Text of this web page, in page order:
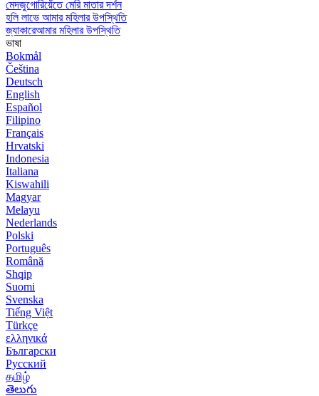
মেদজুগোরিয়েঁতে মেরি মাতার দর্শন
হলি লাভে আমার মহিলার উপস্থিতি
জ্যাকারেআমার মহিলার উপস্থিতি
ভাষা
Bokmål
Čeština
Deutsch
English
Español
Filipino
Français
Hrvatski
Indonesia
Italiana
Kiswahili
Magyar
Melayu
Nederlands
Polski
Português
Română
Shqip
Suomi
Svenska
Tiếng Việt
Türkçe
ελληνικά
Български
Русский
தமிழ்
తెలుగు